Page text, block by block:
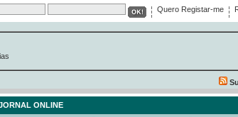
Quero Registar-me
ONLINE